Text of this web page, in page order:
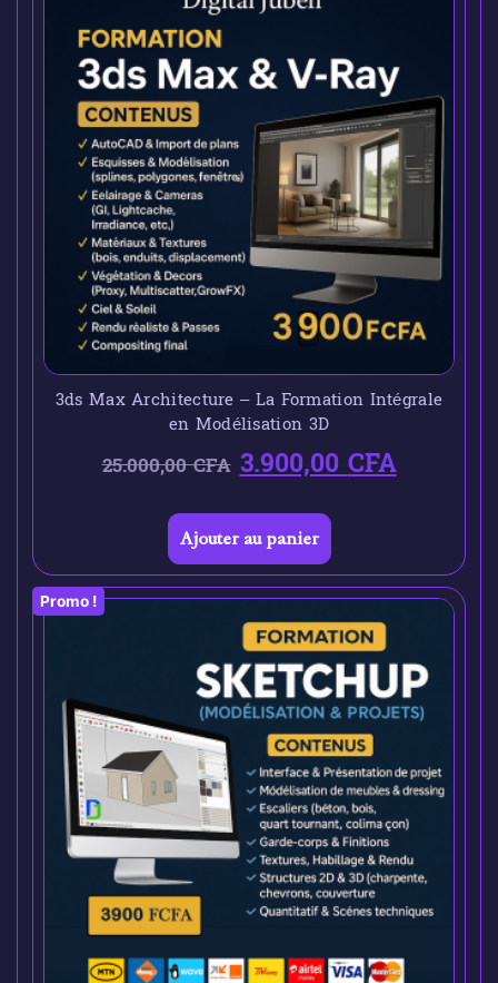
3ds Max Architecture – La Formation Intégrale
en Modélisation 3D
25.000,00CFA 3.900,00CFA
Ajouter au panier
Promo !